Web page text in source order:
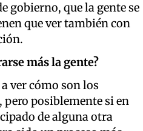
gobierno, que la gente se
que ver también con
más la gente?
ver cómo son los
posiblemente si en
de alguna otra